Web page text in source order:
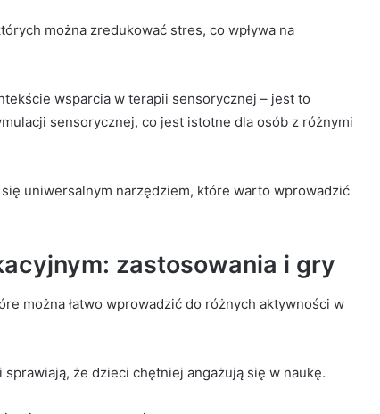
można zredukować stres, co wpływa na
wsparcia w terapii sensorycznej – jest to
sensorycznej, co jest istotne dla osób z różnymi
uniwersalnym narzędziem, które warto wprowadzić
zastosowania i gry
można łatwo wprowadzić do różnych aktywności w
że dzieci chętniej angażują się w naukę.